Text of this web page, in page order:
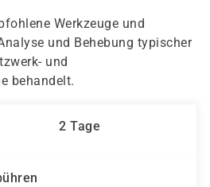
Werkzeuge und
und Behebung typischer
und
behandelt.
2 Tage